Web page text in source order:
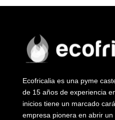
Ecofricalia es una pyme
de 15 años de experiencia
inicios tiene un marcado
empresa pionera en abrir